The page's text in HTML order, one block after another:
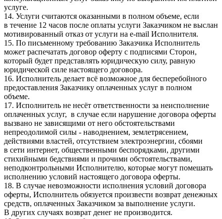
услуге.
14. Услуги считаются оказанными в полном объеме, если
в течение 12 часов после оплаты услуги Заказчиком не выслан
мотивированный отказ от услуги на e-mail Исполнителя.
15. По письменному требованию Заказчика Исполнитель
может распечатать договор оферту с подписями Сторон,
который будет представлять юридическую силу, равную
юридической силе настоящего договора.
16. Исполнитель делает всё возможное для бесперебойного
предоставления Заказчику оплаченных услуг в полном
объеме.
17. Исполнитель не несёт ответственности за неисполнение
оплаченных услуг, в случае если нарушение договора оферты
вызвано не зависящими от него обстоятельствами
непреодолимой силы - наводнением, землетрясением,
действиями властей, отсутствием электроэнергии, сбоями
в сети интернет, общественными беспорядками, другими
стихийными бедствиями и прочими обстоятельствами,
неподконтрольными Исполнителю, которые могут помешать
исполнению условий настоящего договора оферты.
18. В случае невозможности исполнения условий договора
оферты, Исполнитель обязуется произвести возврат денежных
средств, оплаченных Заказчиком за выполнение услуги.
В других случаях возврат денег не производится.